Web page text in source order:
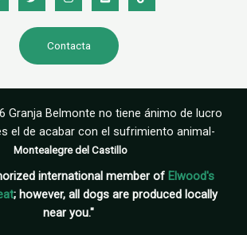
Contacta
Granja Belmonte no tiene ánimo de lucro
el de acabar con el sufrimiento animal-
Montealegre del Castillo
international member of Elwood's
; however, all dogs are produced locally
near you."